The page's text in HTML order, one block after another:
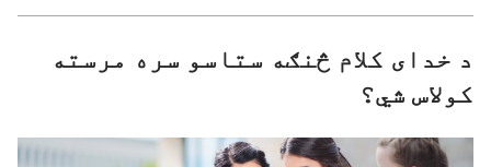
د خدای کلام څنګه ستاسو سره مرسته
کولاس شي؟